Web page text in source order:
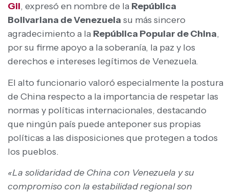
Gil, expresó en nombre de la República
Bolivariana de Venezuela su más sincero
agradecimiento a la República Popular de China,
por su firme apoyo a la soberanía, la paz y los
derechos e intereses legítimos de Venezuela.
El alto funcionario valoró especialmente la postura
de China respecto a la importancia de respetar las
normas y políticas internacionales, destacando
que ningún país puede anteponer sus propias
políticas a las disposiciones que protegen a todos
los pueblos.
«La solidaridad de China con Venezuela y su
compromiso con la estabilidad regional son